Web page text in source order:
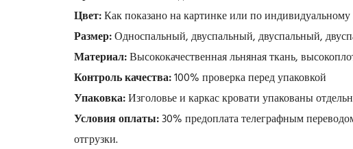
Цвет:Как показано на картинке или по индивидуальному
Размер:Односпальный, двуспальный, двуспальный,
Материал:Высококачественная льняная ткань,
Контроль качества:100% проверка перед упаковкой
Упаковка:Изголовье и каркас кровати упакованы
Условия оплаты:30% предоплата телеграфным
отгрузки.